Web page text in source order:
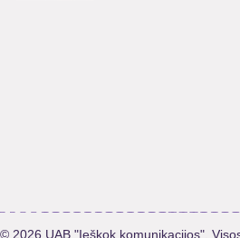
© 2026 UAB "Ieškok komunikacijos".